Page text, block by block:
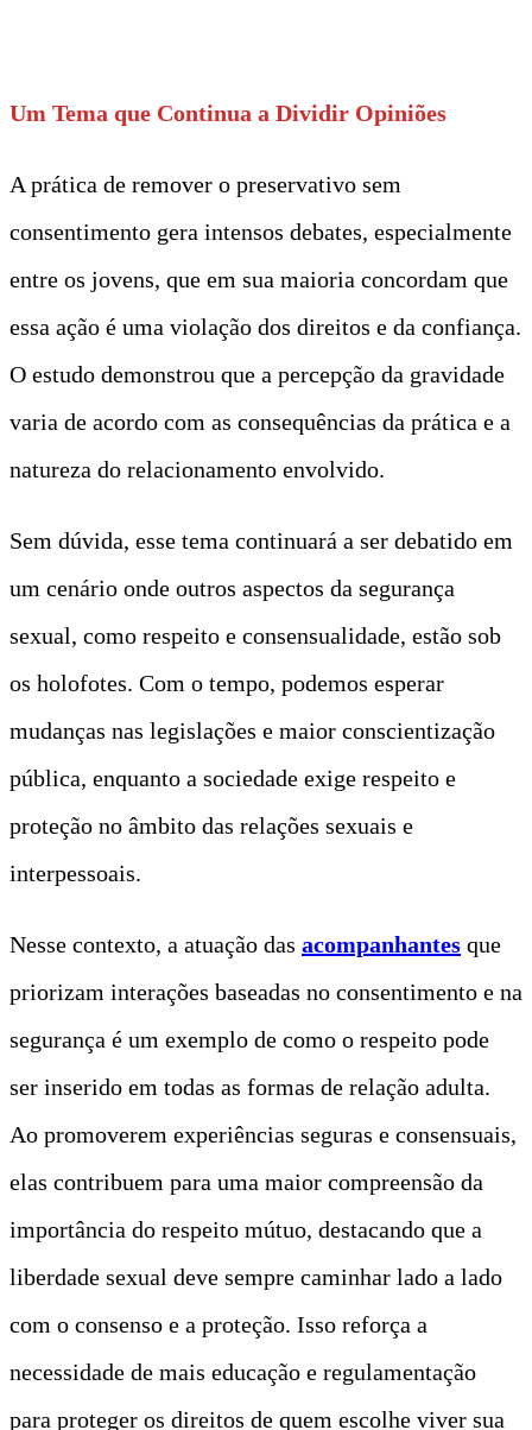
Um Tema que Continua a Dividir Opiniões
A prática de remover o preservativo sem
consentimento gera intensos debates, especialmente
entre os jovens, que em sua maioria concordam que
essa ação é uma violação dos direitos e da confiança.
O estudo demonstrou que a percepção da gravidade
varia de acordo com as consequências da prática e a
natureza do relacionamento envolvido.
Sem dúvida, esse tema continuará a ser debatido em
um cenário onde outros aspectos da segurança
sexual, como respeito e consensualidade, estão sob
os holofotes. Com o tempo, podemos esperar
mudanças nas legislações e maior conscientização
pública, enquanto a sociedade exige respeito e
proteção no âmbito das relações sexuais e
interpessoais.
Nesse contexto, a atuação das acompanhantes que
priorizam interações baseadas no consentimento e na
segurança é um exemplo de como o respeito pode
ser inserido em todas as formas de relação adulta.
Ao promoverem experiências seguras e consensuais,
elas contribuem para uma maior compreensão da
importância do respeito mútuo, destacando que a
liberdade sexual deve sempre caminhar lado a lado
com o consenso e a proteção. Isso reforça a
necessidade de mais educação e regulamentação
para proteger os direitos de quem escolhe viver sua